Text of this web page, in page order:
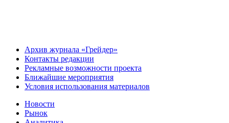
Архив журнала «Грейдер»
Контакты редакции
Рекламные возможности проекта
Ближайшие мероприятия
Условия использования материалов
Новости
Рынок